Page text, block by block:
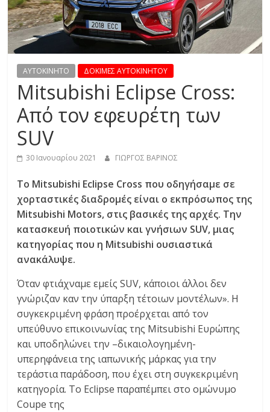
R
E
S
S
AYTOKINHTO ΔΟΚΙΜΕΣ ΑΥΤΟΚΙΝΗΤΟΥ
Mitsubishi Eclipse Cross:
Από τον εφευρέτη των
SUV
30 Ιανουαρίου 2021 ΓΙΩΡΓΟΣ ΒΑΡΙΝΟΣ
Tο Mitsubishi Eclipse Cross που οδηγήσαμε σε
χορταστικές διαδρομές είναι ο εκπρόσωπος της
Mitsubishi Motors, στις βασικές της αρχές. Την
κατασκευή ποιοτικών και γνήσιων SUV, μιας
κατηγορίας που η Mitsubishi ουσιαστικά
ανακάλυψε.
Όταν φτιάχναμε εμείς SUV, κάποιοι άλλοι δεν
γνώριζαν καν την ύπαρξη τέτοιων μοντέλων». Η
συγκεκριμένη φράση προέρχεται από τον
υπεύθυνο επικοινωνίας της Mitsubishi Ευρώπης
και υποδηλώνει την –δικαιολογημένη-
υπερηφάνεια της ιαπωνικής μάρκας για την
τεράστια παράδοση, που έχει στη συγκεκριμένη
κατηγορία. Το Eclipse παραπέμπει στο ομώνυμο
Coupe της